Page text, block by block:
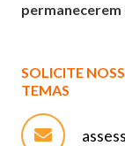
permanecerem
SOLICITE
TEMAS